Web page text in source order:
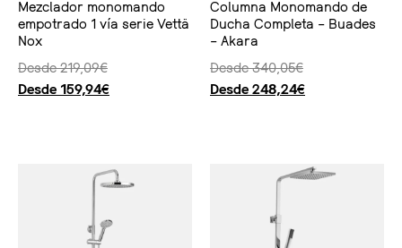
Mezclador monomando
empotrado 1 vía serie Vettä
Nox
Desde219,09€
Desde 159,94€
Columna Monomando de
Ducha Completa – Buades
– Akara
Desde340,05€
Desde 248,24€